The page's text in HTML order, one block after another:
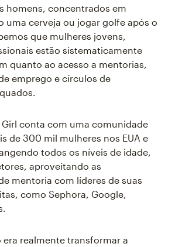
homens, concentrados em
uma cerveja ou jogar golfe após o
que mulheres jovens,
estão sistematicamente
quanto ao acesso a mentorias,
emprego e círculos de
Girl conta com uma comunidade
de 300 mil mulheres nos EUA e
todos os níveis de idade,
aproveitando as
mentoria com líderes de suas
como Sephora, Google,
era realmente transformar a